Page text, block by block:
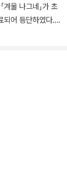
겨울 나그네」가 초
되어 등단하였다.
, 골목, 호텔 그리
유고시집)가 있
시전집』(전 2권,
그리고 시 창작이
술대학 문예창작
산문학상, 대한민
작고했다.